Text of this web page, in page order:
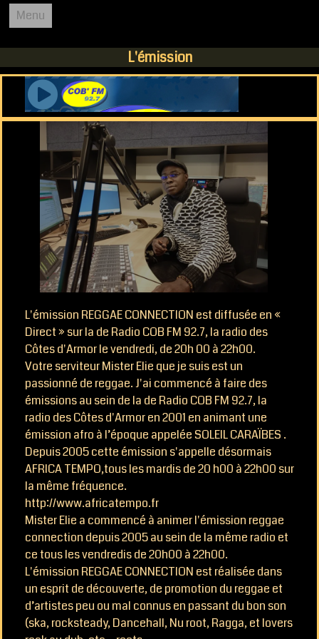
Menu
REGGAE CONNECTION
ACCUEIL
COB FM 92.7
L'EMISSION
PODCASTS
CONTACT
L'émission
L'émission REGGAE CONNECTION est diffusée en «
Direct » sur la de Radio COB FM 92.7, la radio des
Côtes d'Armor le vendredi, de 20h 00 à 22h00.
Votre serviteur Mister Elie que je suis est un
passionné de reggae. J'ai commencé à faire des
émissions au sein de la de Radio COB FM 92.7, la
radio des Côtes d'Armor en 2001 en animant une
émission afro à l’époque appelée SOLEIL CARAÏBES .
Depuis 2005 cette émission s'appelle désormais
AFRICA TEMPO,tous les mardis de 20 h00 à 22h00 sur
la même fréquence.
http://www.africatempo.fr
Mister Elie a commencé à animer l'émission reggae
connection depuis 2005 au sein de la même radio et
ce tous les vendredis de 20h00 à 22h00.
L'émission REGGAE CONNECTION est réalisée dans
un esprit de découverte, de promotion du reggae et
d’artistes peu ou mal connus en passant du bon son
(ska, rocksteady, Dancehall, Nu root, Ragga, et lovers